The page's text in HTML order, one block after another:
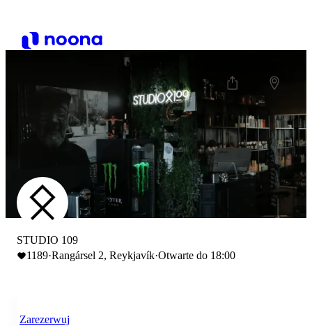
STUDIO 109
1189·Rangársel 2, Reykjavík·Otwarte do 18:00
Zarezerwuj